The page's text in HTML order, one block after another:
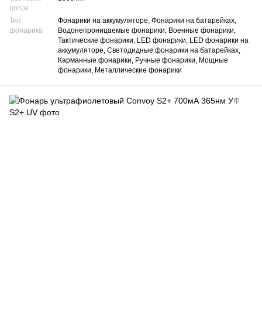
поток
Тип
фонарика
Фонарики на аккумуляторе, Фонарики на батарейках,
Водонепроницаемые фонарики, Военные фонарики,
Тактические фонарики, LED фонарики, LED фонарики на
аккумуляторе, Светодидные фонарики на батарейках,
Карманные фонарики, Ручные фонарики, Мощные
фонарики, Металлические фонарики